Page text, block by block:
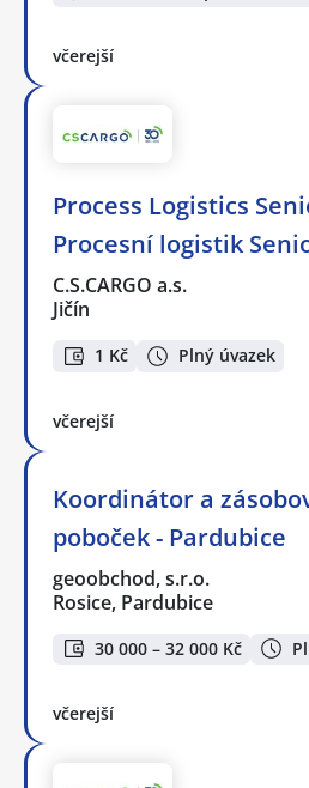
včerejší
Process Logistics
Procesní logistik
C.S.CARGO a.s.
Jičín
1 Kč Plný úvazek
včerejší
Koordinátor a
poboček - Pardubice
geoobchod, s.r.o.
Rosice, Pardubice
30 000 – 32 000 Kč
včerejší